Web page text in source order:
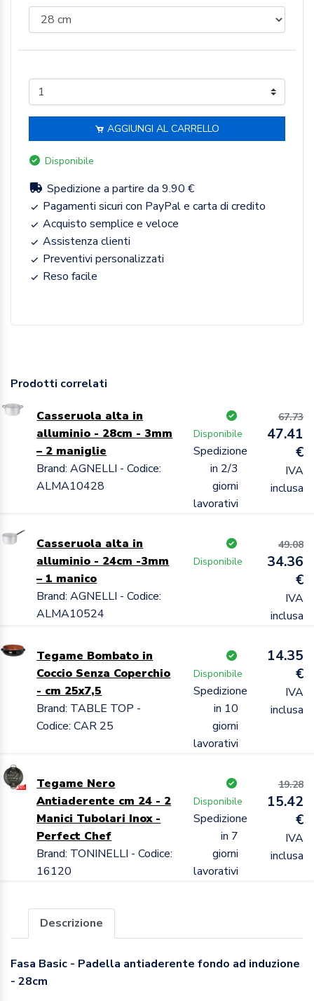
AGGIUNGI AL CARRELLO
Disponibile
Spedizione a partire da 9.90 €
Pagamenti sicuri con PayPal e carta di credito
Acquisto semplice e veloce
Assistenza clienti
Preventivi personalizzati
Reso facile
Prodotti correlati
Casseruola alta in
alluminio - 28cm - 3mm
– 2 maniglie
Brand: AGNELLI - Codice:
ALMA10428
Disponibile
Spedizione
in 2/3
giorni
lavorativi
67.73
47.41
€
IVA
inclusa
Casseruola alta in
alluminio - 24cm -3mm
– 1 manico
Brand: AGNELLI - Codice:
ALMA10524
Disponibile
49.08
34.36
€
IVA
inclusa
Tegame Bombato in
Coccio Senza Coperchio
- cm 25x7,5
Brand: TABLE TOP -
Codice: CAR 25
Disponibile
Spedizione
in 10
giorni
lavorativi
14.35
€
IVA
inclusa
Tegame Nero
Antiaderente cm 24 - 2
Manici Tubolari Inox -
Perfect Chef
Brand: TONINELLI - Codice:
16120
Disponibile
Spedizione
in 7
giorni
lavorativi
19.28
15.42
€
IVA
inclusa
Descrizione
Fasa Basic - Padella antiaderente fondo ad induzione
- 28cm